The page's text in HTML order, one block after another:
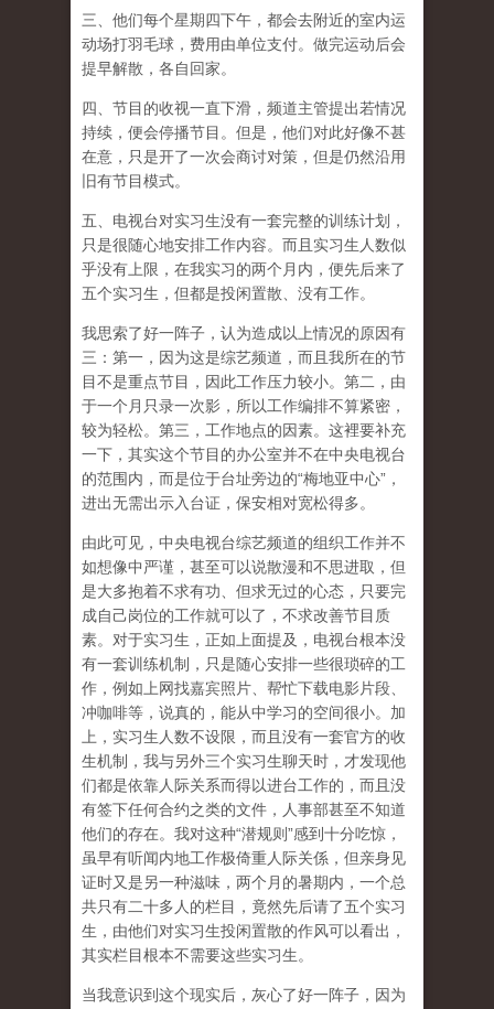
三、他们每个星期四下午，都会去附近的室内运
动场打羽毛球，费用由单位支付。做完运动后会
提早解散，各自回家。
四、节目的收视一直下滑，频道主管提出若情况
持续，便会停播节目。但是，他们对此好像不甚
在意，只是开了一次会商讨对策，但是仍然沿用
旧有节目模式。
五、电视台对实习生没有一套完整的训练计划，
只是很随心地安排工作内容。而且实习生人数似
乎没有上限，在我实习的两个月内，便先后来了
五个实习生，但都是投闲置散、没有工作。
我思索了好一阵子，认为造成以上情况的原因有
三：第一，因为这是综艺频道，而且我所在的节
目不是重点节目，因此工作压力较小。第二，由
于一个月只录一次影，所以工作编排不算紧密，
较为轻松。第三，工作地点的因素。这裡要补充
一下，其实这个节目的办公室并不在中央电视台
的范围内，而是位于台址旁边的“梅地亚中心”，
进出无需出示入台证，保安相对宽松得多。
由此可见，中央电视台综艺频道的组织工作并不
如想像中严谨，甚至可以说散漫和不思进取，但
是大多抱着不求有功、但求无过的心态，只要完
成自己岗位的工作就可以了，不求改善节目质
素。对于实习生，正如上面提及，电视台根本没
有一套训练机制，只是随心安排一些很琐碎的工
作，例如上网找嘉宾照片、帮忙下载电影片段、
冲咖啡等，说真的，能从中学习的空间很小。加
上，实习生人数不设限，而且没有一套官方的收
生机制，我与另外三个实习生聊天时，才发现他
们都是依靠人际关系而得以进台工作的，而且没
有签下任何合约之类的文件，人事部甚至不知道
他们的存在。我对这种“潜规则”感到十分吃惊，
虽早有听闻内地工作极倚重人际关係，但亲身见
证时又是另一种滋味，两个月的暑期内，一个总
共只有二十多人的栏目，竟然先后请了五个实习
生，由他们对实习生投闲置散的作风可以看出，
其实栏目根本不需要这些实习生。
当我意识到这个现实后，灰心了好一阵子，因为